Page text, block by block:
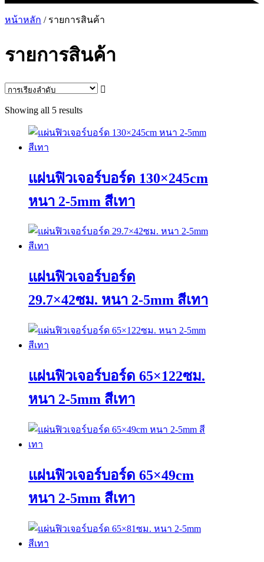
หน้าหลัก / รายการสินค้า
รายการสินค้า
Showing all 5 results
แผ่นฟิวเจอร์บอร์ด 130×245cm
หนา 2-5mm สีเทา
This
product
has
variants.
The
may
chosen
on
the
page
แผ่นฟิวเจอร์บอร์ด
29.7×42ซม. หนา 2-5mm สีเทา
This
product
has
variants.
The
may
chosen
on
the
แผ่นฟิวเจอร์บอร์ด 65×122ซม.
หนา 2-5mm สีเทา
This
product
has
variants.
The
may
chosen
on
the
แผ่นฟิวเจอร์บอร์ด 65×49cm
หนา 2-5mm สีเทา
This
product
has